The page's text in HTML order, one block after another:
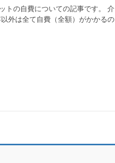
トの自費についての記事です。 介
外は全て自費（全額）がかかるの